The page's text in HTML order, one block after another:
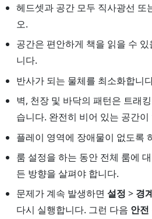
헤드셋과 공간 모두 직사광선 또
오.
공간은 편안하게 책을 읽을 수
니다.
반사가 되는 물체를 최소화합니
벽, 천장 및 바닥의 패턴은 트래
습니다. 완전히 비어 있는 공간
플레이 영역에 장애물이 없도록
룸 설정을 하는 동안 전체 룸에
든 방향을 살펴야 합니다.
문제가 계속 발생하면 설정 > 경
다시 실행합니다. 그런 다음 안전